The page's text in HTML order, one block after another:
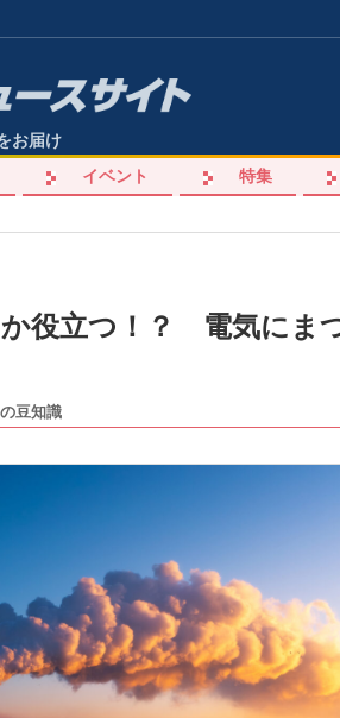
お届け
イベント 特集
役立つ！？ 電気にま
豆知識